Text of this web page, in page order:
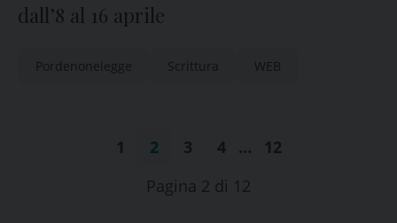
dall’8 al 16 aprile
Pordenonelegge Scrittura WEB
1 2 3 4 …
12
Pagina 2 di 12